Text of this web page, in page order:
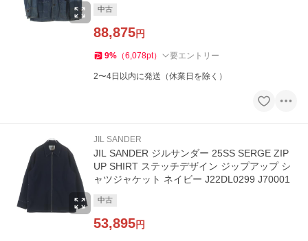
中古
88,875円
9% （6,078pt） 要エントリー
2〜4日以内に発送（休業日を除く）
JIL SANDER
JIL SANDER ジルサンダー 25SS SERGE ZIP
UP SHIRT ステッチデザイン ジップアップ シ
ャツジャケット ネイビー J22DL0299 J70001
中古
53,895円